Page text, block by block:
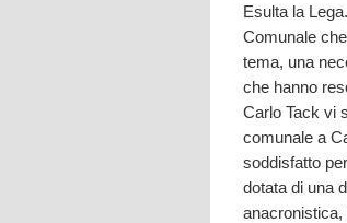
Esulta la
Comunale
tema, una
che hanno
Carlo Tack vi
comunale a
soddisfatto
dotata di una
anacronistica,